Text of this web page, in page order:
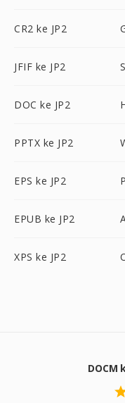
CR2 ke JP2
JFIF ke JP2
DOC ke JP2
PPTX ke JP2
EPS ke JP2
EPUB ke JP2
XPS ke JP2
DOCM